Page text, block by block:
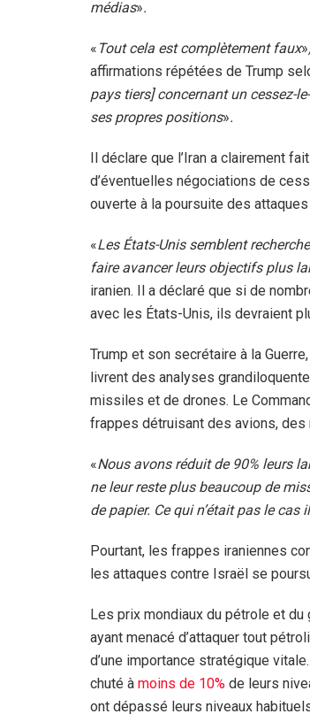
médias».
« Tout cela est complètement faux»,
affirmations répétées de Trump
pays tiers] concernant un cessez-
ses propres positions».
Il déclare que l’Iran a clairement
d’éventuelles négociations de
ouverte à la poursuite des
«Les États-Unis semblent
faire avancer leurs objectifs plus
iranien. Il a déclaré que si de
avec les États-Unis, ils devraient
Trump et son secrétaire à la
livrent des analyses
missiles et de drones. Le
frappes détruisant des avions,
«Nous avons réduit de 90% leurs
ne leur reste plus beaucoup de
de papier. Ce qui n’était pas le cas
Pourtant, les frappes iraniennes
les attaques contre Israël se
Les prix mondiaux du pétrole et du
ayant menacé d’attaquer tout
d’une importance stratégique
chuté à moins de 10% de leurs
ont dépassé leurs niveaux